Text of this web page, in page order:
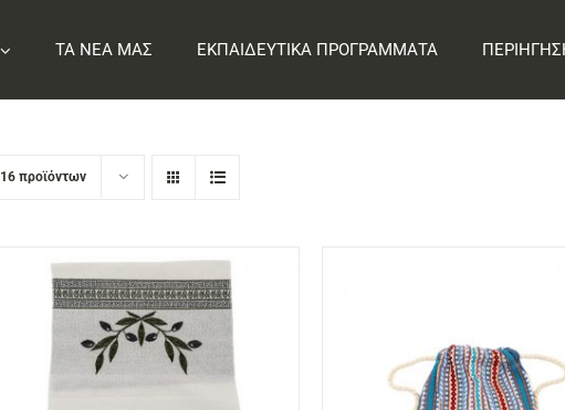
ΤΑ ΝΕΑ ΜΑΣ ΕΚΠΑΙΔΕΥΤΙΚΑ ΠΡΟΓΡΑΜΜΑΤΑ
16 προϊόντων